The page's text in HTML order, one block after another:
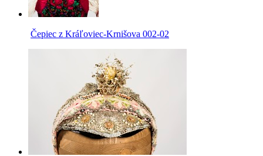
Čepiec z Kráľoviec-Krnišova 002-02